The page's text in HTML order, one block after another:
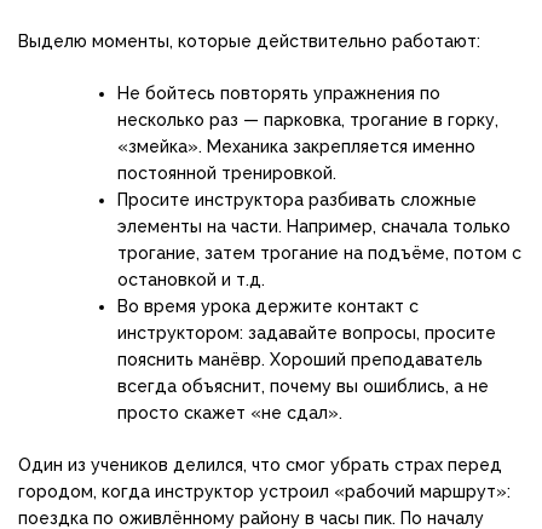
Выделю моменты, которые действительно работают:
Не бойтесь повторять упражнения по
несколько раз — парковка, трогание в горку,
«змейка». Механика закрепляется именно
постоянной тренировкой.
Просите инструктора разбивать сложные
элементы на части. Например, сначала только
трогание, затем трогание на подъёме, потом с
остановкой и т.д.
Во время урока держите контакт с
инструктором: задавайте вопросы, просите
пояснить манёвр. Хороший преподаватель
всегда объяснит, почему вы ошиблись, а не
просто скажет «не сдал».
Один из учеников делился, что смог убрать страх перед
городом, когда инструктор устроил «рабочий маршрут»:
поездка по оживлённому району в часы пик. По началу